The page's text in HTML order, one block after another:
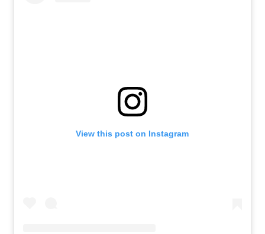
View this post on Instagram